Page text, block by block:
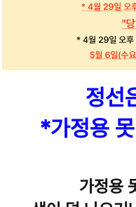
정선
*가정용
가정용